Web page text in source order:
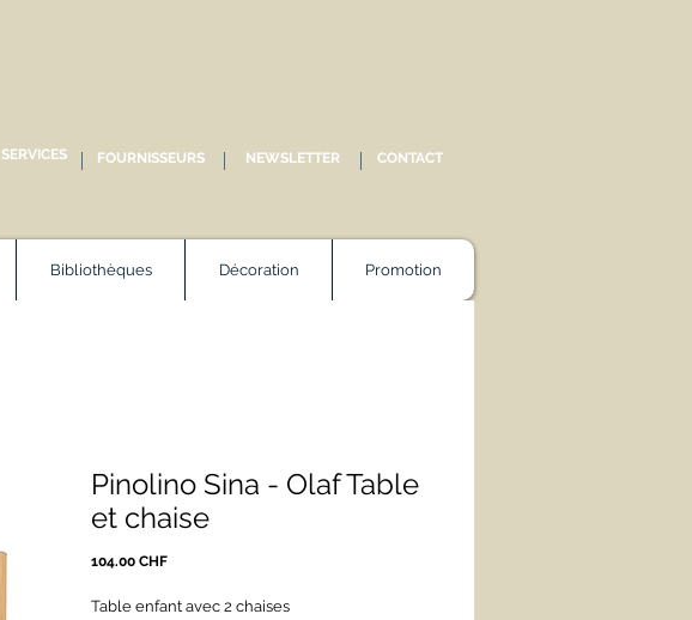
SERVICES FOURNISSEURS CONTACT
NEWSLETTER
Bibliothèques Décoration Promotion
Pinolino Sina - Olaf Table
et chaise
104.00 CHFPrix
Table enfant avec 2 chaises